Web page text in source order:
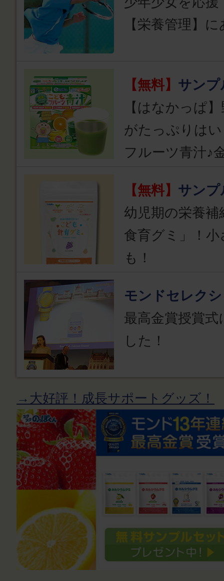
【栄養管理】
【無料】 サンプ
【はなかっぱ
がたっぷりは
フルーツ青汁♪
【無料】 サンプ
幼児期の栄養
食育グミ」！
も！
モンドセレク
最高金賞授賞
した！
→大好評！成長サポートグッズ！